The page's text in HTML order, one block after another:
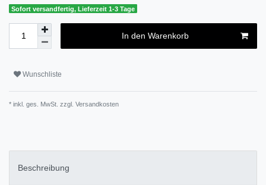
Sofort versandfertig, Lieferzeit 1-3 Tage
In den Warenkorb
Wunschliste
* inkl. ges. MwSt. zzgl. Versandkosten
Beschreibung